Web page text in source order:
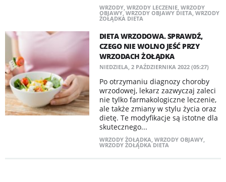
WRZODY, WRZODY LECZENIE, WRZODY
OBJAWY,WRZODY OBJAWY DIETA, WRZODY
ŻOŁĄDKA DIETA
DIETA WRZODOWA. SPRAWDŹ,
CZEGO NIE WOLNO JEŚĆ PRZY
WRZODACH ŻOŁĄDKA
NIEDZIELA, 2 PAŹDZIERNIKA 2022 (05:27)
Po otrzymaniu diagnozy choroby
wrzodowej, lekarz zazwyczaj zaleci
nie tylko farmakologiczne leczenie,
ale także zmiany w stylu życia oraz
dietę. Te modyfikacje są istotne dla
skutecznego...
WRZODY ŻOŁĄDKA, WRZODY OBJAWY,
WRZODY ŻOŁĄDKA DIETA